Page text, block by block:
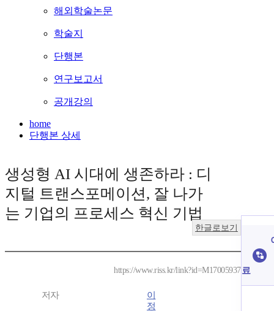
해외학술논문
학술지
단행본
연구보고서
공개강의
home
단행본 상세
생성형 AI 시대에 생존하라 : 디
지털 트랜스포메이션, 잘 나가
는 기업의 프로세스 혁신 기법
한글로보기
https://www.riss.kr/link?id=M17005937
저자
이
정
료